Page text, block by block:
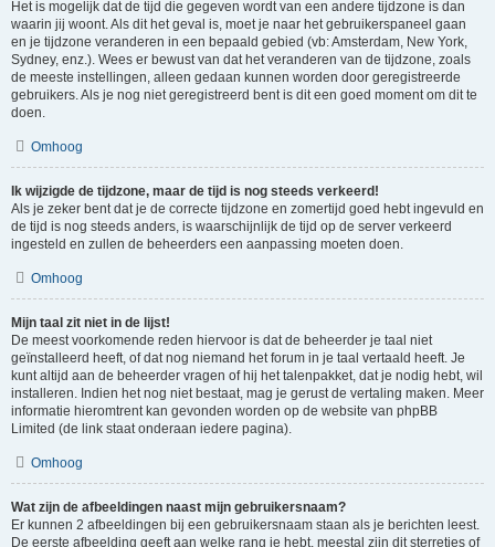
Het is mogelijk dat de tijd die gegeven wordt van een andere tijdzone is dan
waarin jij woont. Als dit het geval is, moet je naar het gebruikerspaneel gaan
en je tijdzone veranderen in een bepaald gebied (vb: Amsterdam, New York,
Sydney, enz.). Wees er bewust van dat het veranderen van de tijdzone, zoals
de meeste instellingen, alleen gedaan kunnen worden door geregistreerde
gebruikers. Als je nog niet geregistreerd bent is dit een goed moment om dit te
doen.
Omhoog
Ik wijzigde de tijdzone, maar de tijd is nog steeds verkeerd!
Als je zeker bent dat je de correcte tijdzone en zomertijd goed hebt ingevuld en
de tijd is nog steeds anders, is waarschijnlijk de tijd op de server verkeerd
ingesteld en zullen de beheerders een aanpassing moeten doen.
Omhoog
Mijn taal zit niet in de lijst!
De meest voorkomende reden hiervoor is dat de beheerder je taal niet
geïnstalleerd heeft, of dat nog niemand het forum in je taal vertaald heeft. Je
kunt altijd aan de beheerder vragen of hij het talenpakket, dat je nodig hebt, wil
installeren. Indien het nog niet bestaat, mag je gerust de vertaling maken. Meer
informatie hieromtrent kan gevonden worden op de website van phpBB
Limited (de link staat onderaan iedere pagina).
Omhoog
Wat zijn de afbeeldingen naast mijn gebruikersnaam?
Er kunnen 2 afbeeldingen bij een gebruikersnaam staan als je berichten leest.
De eerste afbeelding geeft aan welke rang je hebt, meestal zijn dit sterretjes of